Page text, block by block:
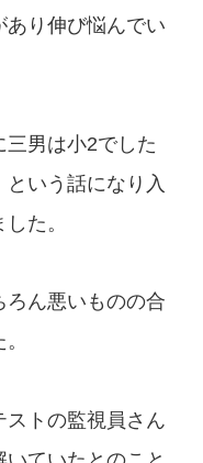
り伸び悩んでい
男は小2でした
いう話になり入
た。
ん悪いものの合
トの監視員さん